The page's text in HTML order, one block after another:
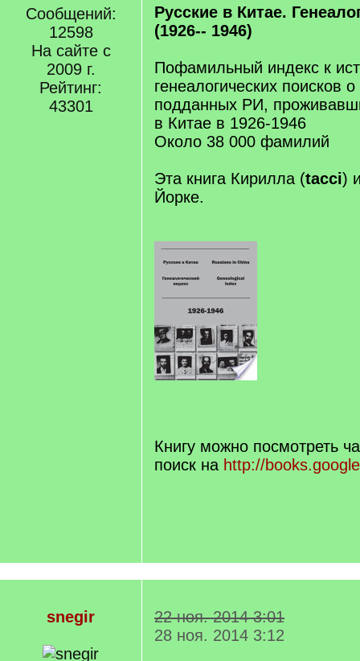
Сообщений:
12598
На сайте с
2009 г.
Рейтинг:
43301
Русские в Китае.
(1926-- 1946)
Пофамильный индекс к
генеалогических поисков
подданных РИ,
в Китае в 1926-1946
Около 38 000 фамилий
Эта книга Кирилла (tacci)
Йорке.
Книгу можно посмотреть
поиск на http://
snegir
22 ноя. 2014 3:01
28 ноя. 2014 3:12